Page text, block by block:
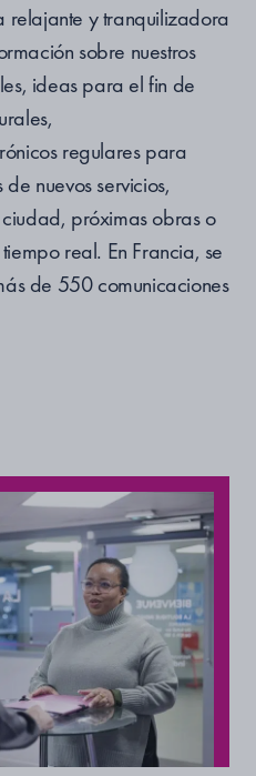
relajante y tranquilizadora
sobre nuestros
ideas para el fin de
regulares para
nuevos servicios,
próximas obras o
real. En Francia, se
de 550 comunicaciones